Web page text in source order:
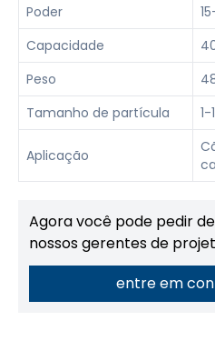
Poder
Capacidade
Peso
Tamanho de partícula
Aplicação
Agora você pode pedir
nossos gerentes de
entre em